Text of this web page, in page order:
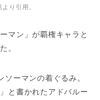
り引用。
マン」が覇権キャラと
。
ーマンの着ぐるみ。
と書かれたアドバルー